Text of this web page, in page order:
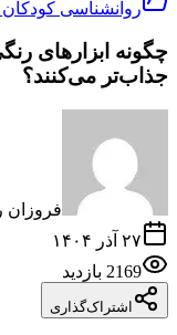
روانشناسی کودکان
چگونه ابزارهای
جذاب‌تر می‌کنند؟
فروزان
۲۷ آذر ۱۴۰۴
2169 بازدید
اشتراک‌گذاری